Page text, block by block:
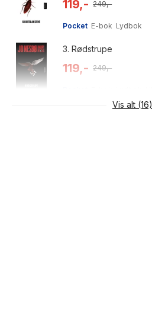
119,- 249,-
Pocket E-bok Lydbok
3. Rødstrupe
119,- 249,-
Vis alt (16)